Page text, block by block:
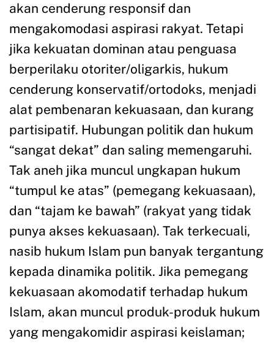
akan cenderung responsif dan
mengakomodasi aspirasi rakyat. Tetapi
jika kekuatan dominan atau penguasa
berperilaku otoriter/oligarkis, hukum
cenderung konservatif/ortodoks, menjadi
alat pembenaran kekuasaan, dan kurang
partisipatif. Hubungan politik dan hukum
“sangat dekat” dan saling memengaruhi.
Tak aneh jika muncul ungkapan hukum
“tumpul ke atas” (pemegang kekuasaan),
dan “tajam ke bawah” (rakyat yang tidak
punya akses kekuasaan). Tak terkecuali,
nasib hukum Islam pun banyak tergantung
kepada dinamika politik. Jika pemegang
kekuasaan akomodatif terhadap hukum
Islam, akan muncul produk-produk hukum
yang mengakomidir aspirasi keislaman;